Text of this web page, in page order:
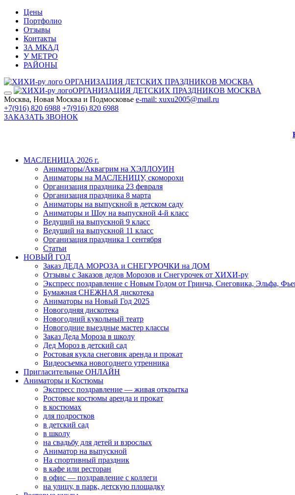
Цены
Портфолио
Отзывы
Контакты
ЗА МКАД
У МЕТРО
РАЙОНЫ
ОРГАНИЗАЦИЯ ДЕТСКИХ ПРАЗДНИКОВ МОСКВА
ОРГАНИЗАЦИЯ ДЕТСКИХ ПРАЗДНИКОВ МОСКВА
Москва, Новая Москва и Подмосковье e-mail: xuxu2005@mail.ru
+7(916) 820 6988 +7(916) 820 6988
ЗАКАЗАТЬ ЗВОНОК
МАСЛЕНИЦА 2026 г.
Аниматоры/Аквагрим на ХЭЛЛОУИН
Аниматоры на МАСЛЕНИЦУ, скоморохи
Организация праздника 23 февраля
Организация праздника 8 марта
Аниматоры на выпускной в детском саду
Аниматоры и Шоу на выпускной 4-й класс
Ведущий на выпускной 9 класс
Ведущий на выпускной 11 класс
Организация праздника 1 сентября
Статьи
НОВЫЙ ГОД
Заказ ДЕДА МОРОЗА и СНЕГУРОЧКИ на ДОМ
Отзывы с Заказов дедов Морозов и Снегурочек от ХИХИ-ру
Экспресс поздравление с Новым Годом от Гринча, Снеговика, Эльфа,
Бумажная СНЕЖНАЯ дискотека
Аниматоры на Новый Год 2025
Новогодняя дискотека
Новогодний кукольный театр
Новогодние выездные мастер классы
Заказ Деда Мороза в школу
Дед Мороз в детский сад
Ростовая кукла снеговик аренда и прокат
Видеосъемка новогоднего утренника
Пригласительные ОНЛАЙН
Аниматоры и Костюмы
Экспресс поздравление — живая открытка
Ростовые костюмы аренда и прокат
в костюмах
для подростков
в детский сад
в школу
на свадьбу для детей и взрослых
Аниматор на выпускной
На спортивный праздник
в кафе или ресторан
в офис — поздравление с коллеги
на улицу, в парк, детскую площадку